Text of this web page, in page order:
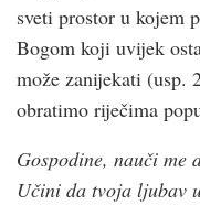
sveti prostor u kojem
Bogom koji uvijek
može zanijekati (usp.
obratimo riječima
Gospodine, nauči me
Učini da tvoja ljubav